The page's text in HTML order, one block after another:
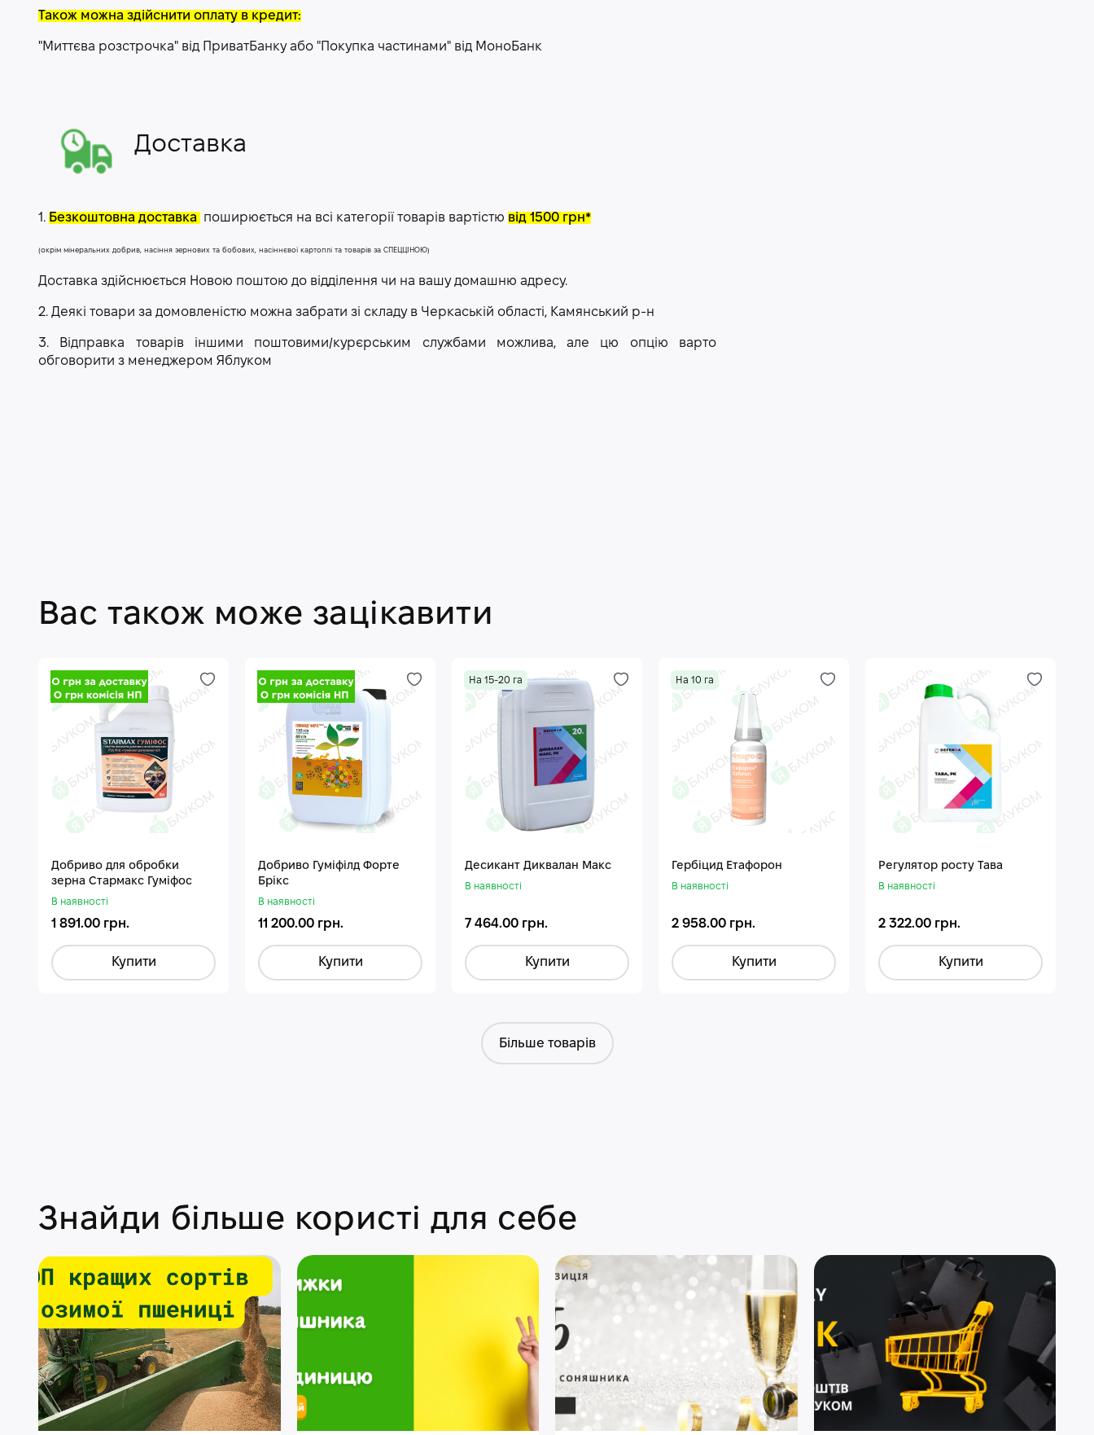
Також можна здійснити оплату в кредит:
"Миттєва розстрочка" від ПриватБанку або "Покупка частинами" від МоноБанк
Доставка
1. Безкоштовна доставка поширюється на всі категорії товарів вартістю від 1500 грн*
(окрім мінеральних добрив, насіння зернових та бобових, насіннєвої картоплі та товарів за СПЕЦЦІНОЮ)
Доставка здійснюється Новою поштою до відділення чи на вашу домашню адресу.
2. Деякі товари за домовленістю можна забрати зі складу в Черкаській області, Камянський р-н
3. Відправка товарів іншими поштовими/курєрським службами можлива, але цю опцію варто
обговорити з менеджером Яблуком
Вас також може зацікавити
Добриво для обробки
зерна Стармакс Гуміфос
В наявності
1 891.00 грн.
Купити
Добриво Гуміфілд Форте
Брікс
В наявності
11 200.00 грн.
Купити
На 15-20 га
Десикант Диквалан Макс
В наявності
7 464.00 грн.
Купити
На 10 га
Гербіцид Етафорон
В наявності
2 958.00 грн.
Купити
Регулятор росту Тава
В наявності
2 322.00 грн.
Купити
Більше товарів
Знайди більше користі для себе